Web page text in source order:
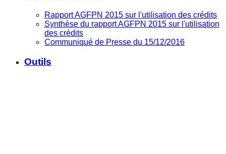
Rapport AGFPN 2015 sur l'utilisation des crédits
Synthèse du rapport AGFPN 2015 sur l'utilisation
des crédits
Communiqué de Presse du 15/12/2016
Outils